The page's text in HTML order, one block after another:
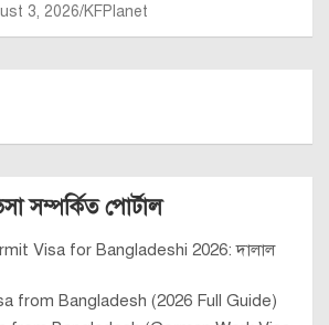
3, 2026 KFPlanet
সম্পর্কিত পোর্টাল
Visa for Bangladeshi 2026: দালাল
from Bangladesh (2026 Full Guide)